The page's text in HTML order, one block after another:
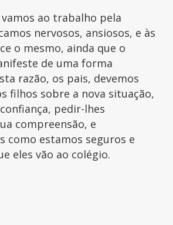
ao trabalho pela
nervosos, ansiosos, e às
o mesmo, ainda que o
de uma forma
razão, os pais, devemos
filhos sobre a nova situação,
pedir-lhes
compreensão, e
como estamos seguros e
eles vão ao colégio.